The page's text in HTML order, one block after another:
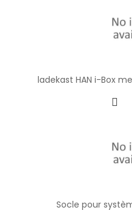
ladekast HAN i-Box
Socle pour